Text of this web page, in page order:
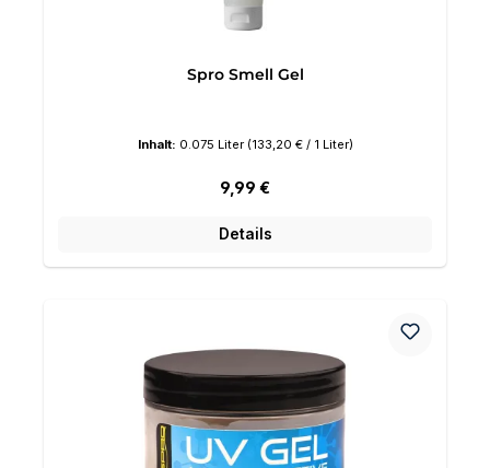
Spro Smell Gel
Inhalt: 0.075 Liter (133,20 € / 1 Liter)
Regulärer Preis:
9,99 €
Details